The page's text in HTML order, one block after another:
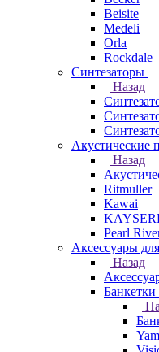
Beisite
Medeli
Orla
Rockdale
Синтезаторы
Назад
Акустические
Назад
Ritmuller
Kawai
Pearl
Аксессуары
Назад